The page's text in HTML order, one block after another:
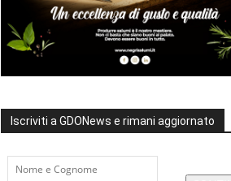
Iscriviti a GDONews e rimani aggiornato